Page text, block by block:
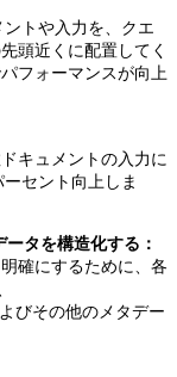
トや入力を、クエ
頭近くに配置してく
フォーマンスが向上
キュメントの入力に
セント向上しま
タを構造化する：
確にするために、各
よびその他のメタデー